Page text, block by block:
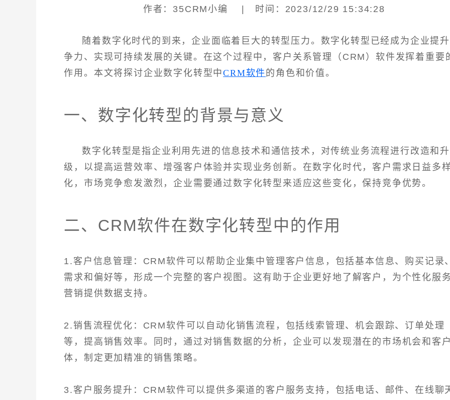
作者：35CRM小编 | 时间：2023/12/29 15:34:28
随着数字化时代的到来，企业面临着巨大的转型压力。数字化转型已经成为企业提
争力、实现可持续发展的关键。在这个过程中，客户关系管理（CRM）软件发挥着重要
作用。本文将探讨企业数字化转型中CRM软件的角色和价值。
一、数字化转型的背景与意义
数字化转型是指企业利用先进的信息技术和通信技术，对传统业务流程进行改造和升
级，以提高运营效率、增强客户体验并实现业务创新。在数字化时代，客户需求日益多样
化，市场竞争愈发激烈，企业需要通过数字化转型来适应这些变化，保持竞争优势。
二、CRM软件在数字化转型中的作用
1.客户信息管理：CRM软件可以帮助企业集中管理客户信息，包括基本信息、购买记录、
需求和偏好等，形成一个完整的客户视图。这有助于企业更好地了解客户，为个性化服
营销提供数据支持。
2.销售流程优化：CRM软件可以自动化销售流程，包括线索管理、机会跟踪、订单处理
等，提高销售效率。同时，通过对销售数据的分析，企业可以发现潜在的市场机会和客
体，制定更加精准的销售策略。
3.客户服务提升：CRM软件可以提供多渠道的客户服务支持，包括电话、邮件、在线聊